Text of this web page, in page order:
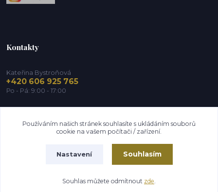
Kontakty
Kateřina Bystroňová
+420 606 925 765
Po - Pá: 9:00 - 17:00
Vytvořeno na
Eshop-rychle.cz
Používáním našich stránek souhlasíte s ukládáním souborů
cookie na vašem počítači / zařízení.
Nastavení Souhlasím
Souhlas můžete odmítnout zde